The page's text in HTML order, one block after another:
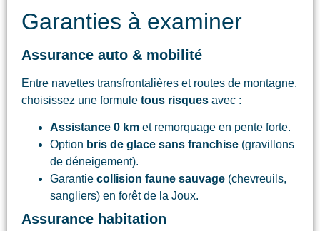
Garanties à examiner
Assurance auto & mobilité
Entre navettes transfrontalières et routes de montagne,
choisissez une formule tous risques avec :
Assistance 0 km et remorquage en pente forte.
Option bris de glace sans franchise (gravillons
de déneigement).
Garantie collision faune sauvage (chevreuils,
sangliers) en forêt de la Joux.
Assurance habitation